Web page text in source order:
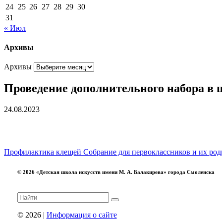
24 25 26 27 28 29 30
31
« Июл
Архивы
Архивы
Проведение дополнительного набора в
24.08.2023
Профилактика клещей Собрание для первоклассников и их
© 2026 «Детская школа искусств имени М. А. Балакирева» города Смоленска
© 2026 | Информация о сайте